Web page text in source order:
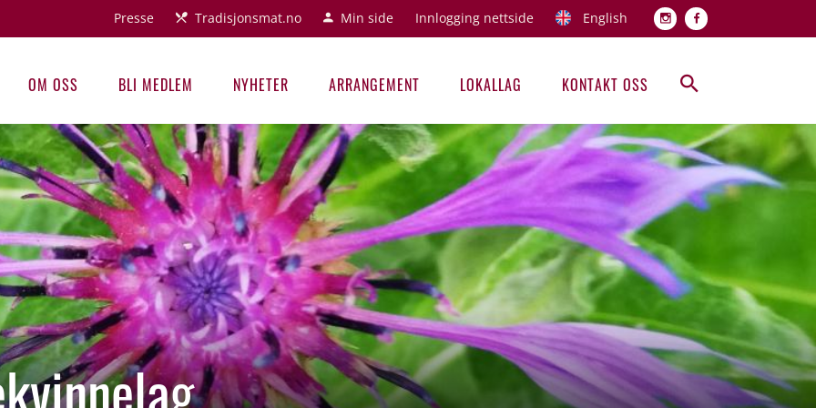
Topp
Presse Tradisjonsmat.no Min side Innlogging nettside English
Hovedmeny
OM OSS BLI MEDLEM NYHETER ARRANGEMENT LOKALLAG KONTAKT OSS